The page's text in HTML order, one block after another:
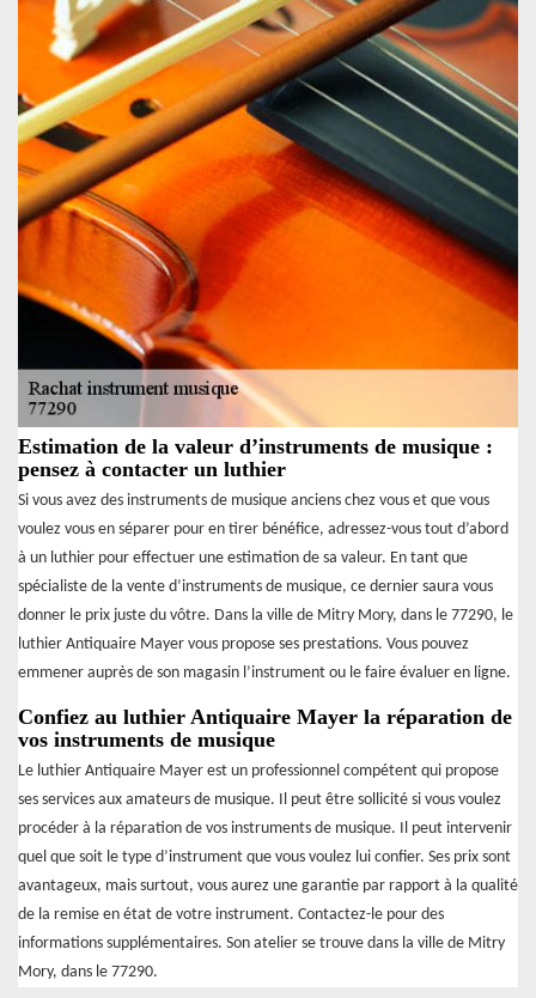
Estimation de la valeur d’instruments de musique :
pensez à contacter un luthier
Si vous avez des instruments de musique anciens chez vous et que vous
voulez vous en séparer pour en tirer bénéfice, adressez-vous tout d’abord
à un luthier pour effectuer une estimation de sa valeur. En tant que
spécialiste de la vente d’instruments de musique, ce dernier saura vous
donner le prix juste du vôtre. Dans la ville de Mitry Mory, dans le 77290, le
luthier Antiquaire Mayer vous propose ses prestations. Vous pouvez
emmener auprès de son magasin l’instrument ou le faire évaluer en ligne.
Confiez au luthier Antiquaire Mayer la réparation de
vos instruments de musique
Le luthier Antiquaire Mayer est un professionnel compétent qui propose
ses services aux amateurs de musique. Il peut être sollicité si vous voulez
procéder à la réparation de vos instruments de musique. Il peut intervenir
quel que soit le type d’instrument que vous voulez lui confier. Ses prix sont
avantageux, mais surtout, vous aurez une garantie par rapport à la qualité
de la remise en état de votre instrument. Contactez-le pour des
informations supplémentaires. Son atelier se trouve dans la ville de Mitry
Mory, dans le 77290.